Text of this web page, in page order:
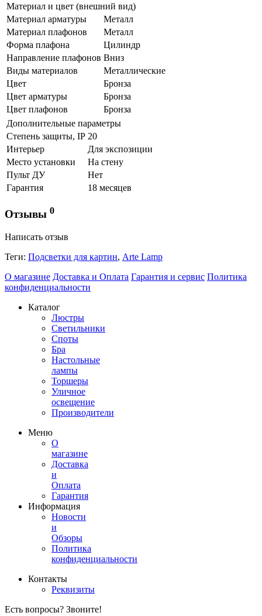
Материал и цвет (внешний вид)
Материал арматуры
Металл
Материал плафонов
Металл
Форма плафона
Цилиндр
Направление плафонов Вниз
Виды материалов
Металлические
Цвет
Бронза
Цвет арматуры
Бронза
Цвет плафонов
Бронза
Дополнительные параметры
Степень защиты, IP 20
Интерьер
Для экспозиции
Место установки
На стену
Пульт ДУ
Нет
Гарантия
18 месяцев
Отзывы 0
Написать отзыв
Теги: Подсветки для картин, Arte Lamp
О магазине Доставка и Оплата Гарантия и сервис Политика
конфиденциальности
Каталог
Люстры
Светильники
Споты
Бра
Настольные
лампы
Торшеры
Уличное
освещение
Производители
Меню
О
магазине
Доставка
и
Оплата
Гарантия
Информация
Новости
и
Обзоры
Политика
конфиденциальности
Контакты
Реквизиты
Есть вопросы? Звоните!